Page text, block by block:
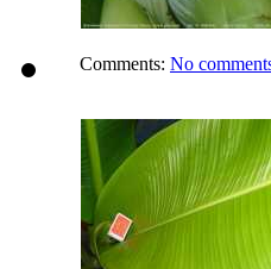
Comments: No